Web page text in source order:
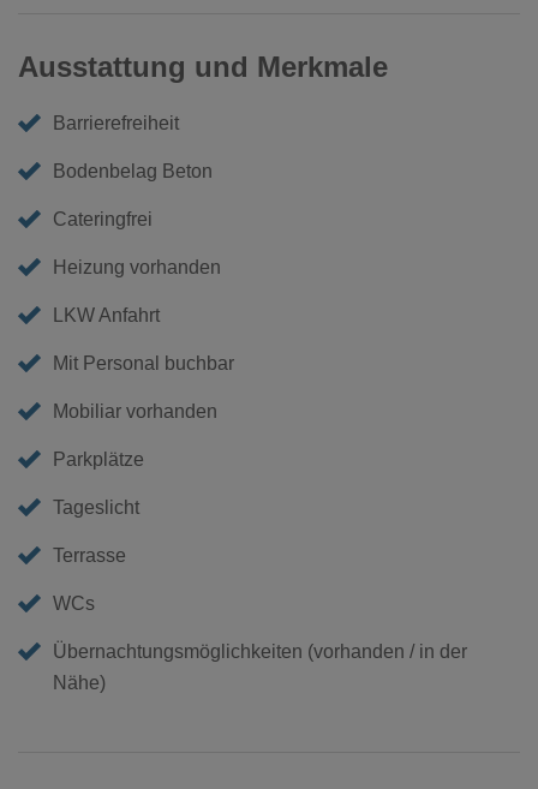
Ausstattung und Merkmale
Barrierefreiheit
Bodenbelag Beton
Cateringfrei
Heizung vorhanden
LKW Anfahrt
Mit Personal buchbar
Mobiliar vorhanden
Parkplätze
Tageslicht
Terrasse
WCs
Übernachtungsmöglichkeiten (vorhanden / in der
Nähe)